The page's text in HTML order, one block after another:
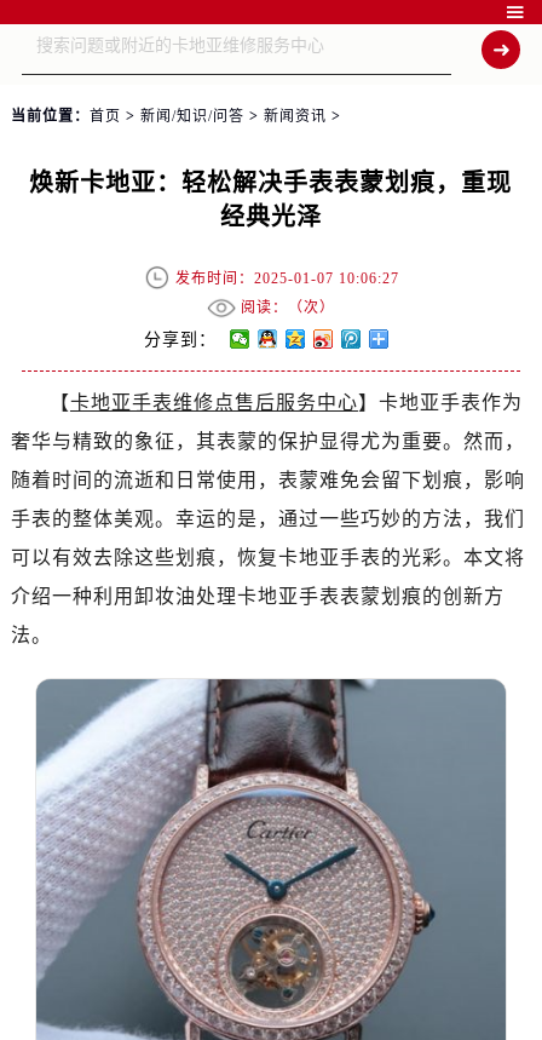

当前位置： 首页 > 新闻/知识/问答 > 新闻资讯 >
焕新卡地亚：轻松解决手表表蒙划痕，重现
经典光泽
发布时间：2025-01-07 10:06:27
阅读：（次）
分享到：
【卡地亚手表维修点售后服务中心】卡地亚手表作为
奢华与精致的象征，其表蒙的保护显得尤为重要。然而，
随着时间的流逝和日常使用，表蒙难免会留下划痕，影响
手表的整体美观。幸运的是，通过一些巧妙的方法，我们
可以有效去除这些划痕，恢复卡地亚手表的光彩。本文将
介绍一种利用卸妆油处理卡地亚手表表蒙划痕的创新方
法。